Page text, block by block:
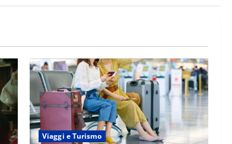
Viaggi e Turismo